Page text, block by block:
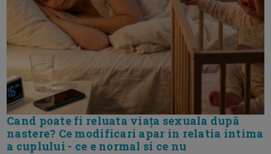
Cand poate fi reluata viața sexuala după
nastere? Ce modificari apar in relatia intima
a cuplului - ce e normal si ce nu